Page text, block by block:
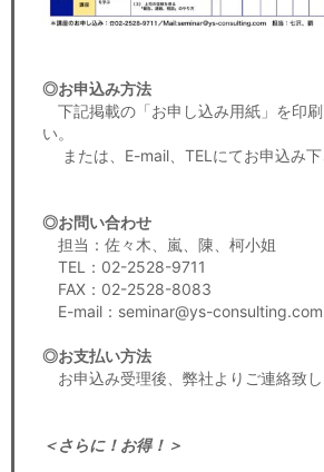
◎お申込み方法
下記掲載の「お申し込み用紙」を印
い。
または、E-mail、TELにてお申込み下
◎お問い合わせ
担当：佐々木、嵐、陳、柯小姐
TEL：02-2528-9711
FAX：02-2528-8083
E-mail：seminar@ys-consulting.com
◎お支払い方法
お申込み受理後、弊社よりご連絡致し
＜さらに！お得！＞